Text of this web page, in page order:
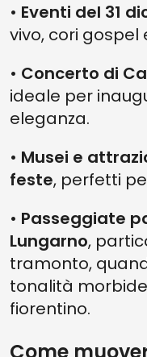
• Eventi del 31
vivo, cori gospel
• Concerto di
ideale per
eleganza.
• Musei e
feste, perfetti
• Passeggiate
Lungarno,
tramonto,
tonalità
fiorentino.